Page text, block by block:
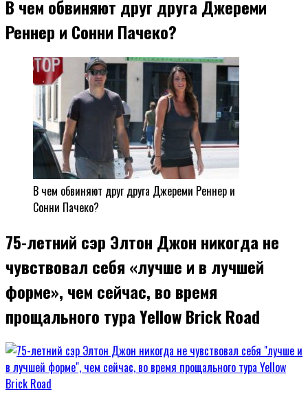
В чем обвиняют друг друга Джереми
Реннер и Сонни Пачеко?
В чем обвиняют друг друга Джереми Реннер и
Сонни Пачеко?
75-летний сэр Элтон Джон никогда не
чувствовал себя «лучше и в лучшей
форме», чем сейчас, во время
прощального тура Yellow Brick Road